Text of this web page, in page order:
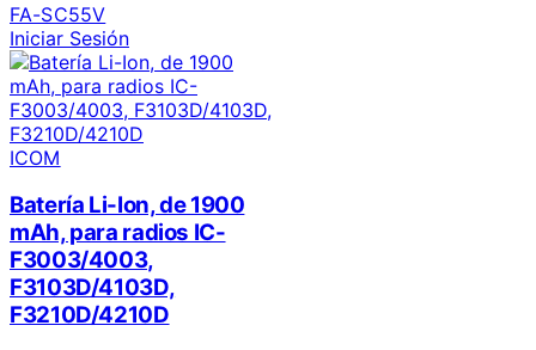
FA-SC55V
Iniciar Sesión
ICOM
Batería Li-Ion, de 1900
mAh, para radios IC-
F3003/4003,
F3103D/4103D,
F3210D/4210D